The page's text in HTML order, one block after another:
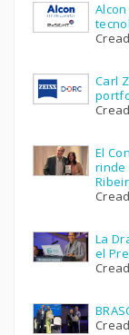
Carl
El
rinde
La
el